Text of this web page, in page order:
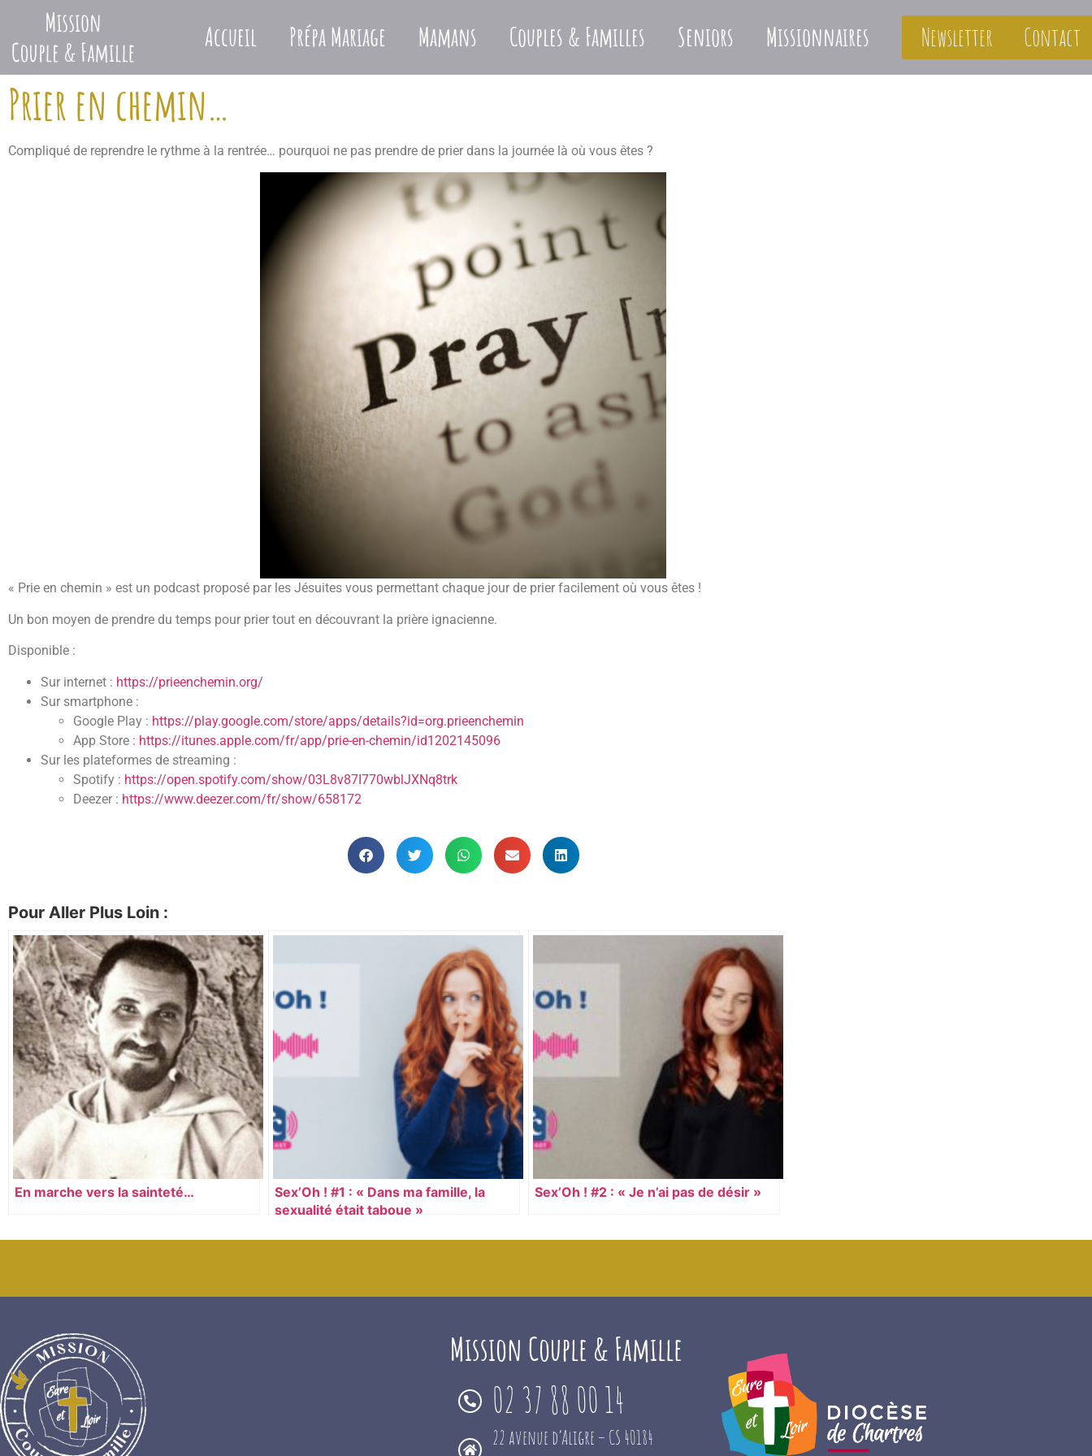
Accueil Prépa Mariage Mamans Couples & Familles Seniors Missionnaires Newsletter Contact
Prier en chemin…
Compliqué de reprendre le rythme à la rentrée… pourquoi ne pas prendre de prier dans la journée là où vous êtes ?
« Prie en chemin » est un podcast proposé par les Jésuites vous permettant chaque jour de prier facilement où vous êtes !
Un bon moyen de prendre du temps pour prier tout en découvrant la prière ignacienne.
Disponible :
Sur internet : https://prieenchemin.org/
Sur smartphone :
Google Play : https://play.google.com/store/apps/details?id=org.prieenchemin
App Store : https://itunes.apple.com/fr/app/prie-en-chemin/id1202145096
Sur les plateformes de streaming :
Spotify : https://open.spotify.com/show/03L8v87I770wblJXNq8trk
Deezer : https://www.deezer.com/fr/show/658172
Pour Aller Plus Loin :
En marche vers la sainteté…
Sex’Oh ! #1 : « Dans ma famille, la
sexualité était taboue »
Sex’Oh ! #2 : « Je n’ai pas de désir »
Mission Couple & Famille
02 37 88 00 14
22 avenue d’Aligre – CS 40184